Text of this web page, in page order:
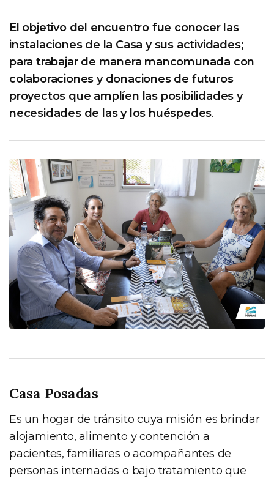
El objetivo del encuentro fue conocer las
instalaciones de la Casa y sus actividades;
para trabajar de manera mancomunada con
colaboraciones y donaciones de futuros
proyectos que amplíen las posibilidades y
necesidades de las y los huéspedes.
Casa Posadas
Es un hogar de tránsito cuya misión es brindar
alojamiento, alimento y contención a
pacientes, familiares o acompañantes de
personas internadas o bajo tratamiento que